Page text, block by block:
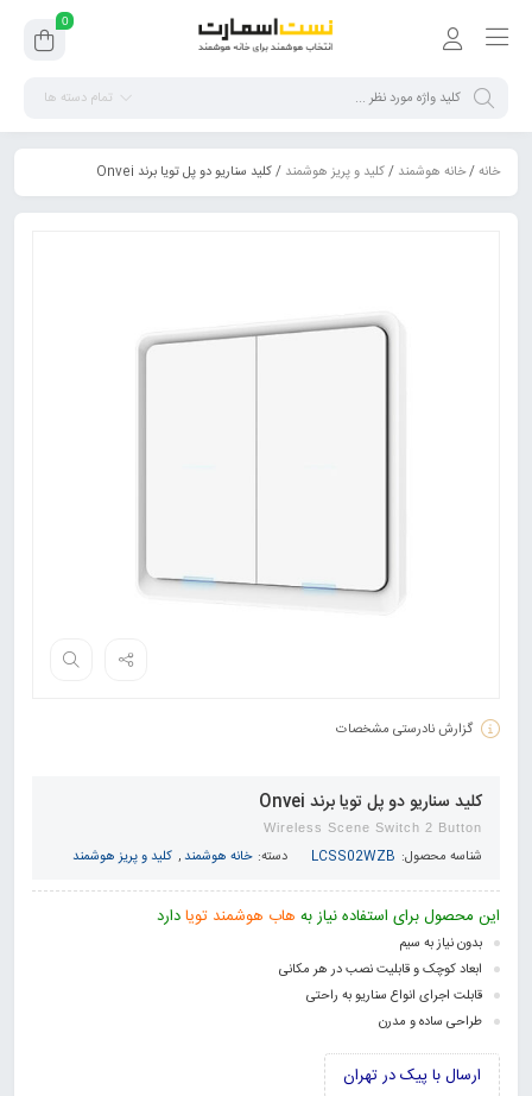
0
تمام دسته ها
خانه/خانه هوشمند /کلید و پریز هوشمند / کلید سناریو دو پل تویا برند Onvei
گزارش نادرستی مشخصات
کلید سناریو دو پل تویا برند Onvei
Wireless Scene Switch 2 Button
شناسه محصول: LCSS02WZB دسته: خانه هوشمند , کلید و پریز هوشمند
این محصول برای استفاده نیاز به هاب هوشمند تویادارد
بدون نیاز به سیم
ابعاد کوچک و قابلیت نصب در هر مکانی
قابلت اجرای انواع سناریو به راحتی
طراحی ساده و مدرن
ارسال با پیک در تهران